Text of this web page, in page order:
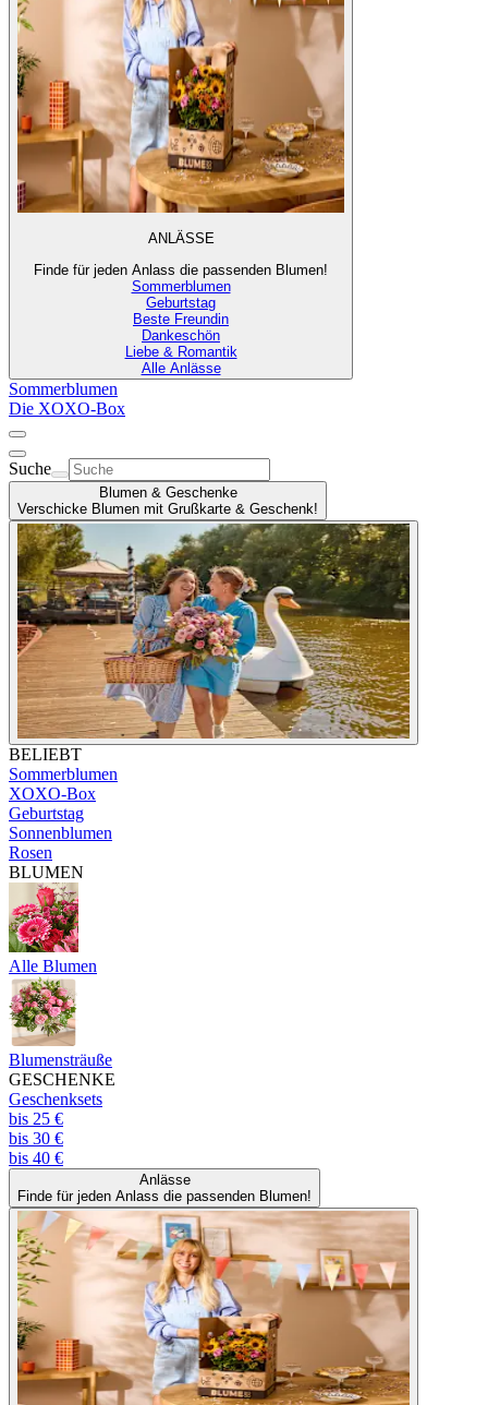
ANLÄSSE
Finde für jeden Anlass die passenden Blumen!
Sommerblumen
Geburtstag
Beste Freundin
Dankeschön
Liebe & Romantik
Alle Anlässe
Sommerblumen
Die XOXO-Box
Suche
Blumen & Geschenke
Verschicke Blumen mit Grußkarte & Geschenk!
BELIEBT
Sommerblumen
XOXO-Box
Geburtstag
Sonnenblumen
Rosen
BLUMEN
Alle Blumen
Blumensträuße
GESCHENKE
Geschenksets
bis 25 €
bis 30 €
bis 40 €
Anlässe
Finde für jeden Anlass die passenden Blumen!